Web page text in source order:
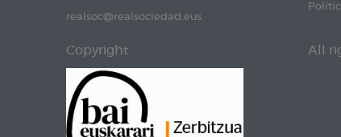
realsoc@realsociedad.eus
Copyright All